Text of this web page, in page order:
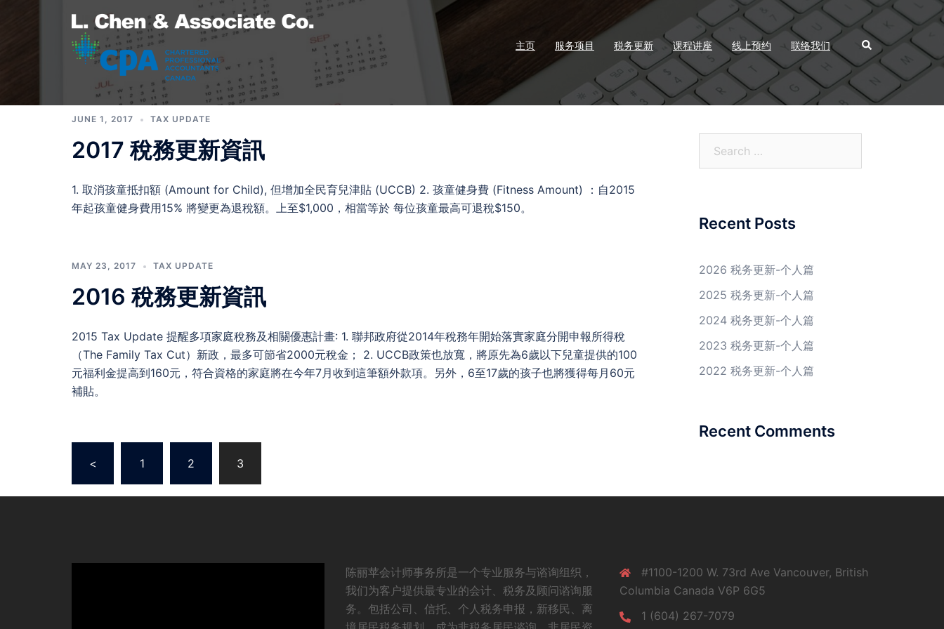
L.
Chen
&
Associate
Co.
陈
丽
苹
计
师
主页 服务项目 税务更新 课程讲座 线上预约 联络我们 Search
JUNE 1, 2017 TAX UPDATE
2017 稅務更新資訊
1. 取消孩童抵扣額 (Amount for Child), 但增加全民育兒津貼 (UCCB) 2. 孩童健身費 (Fitness Amount) ：自2015
年起孩童健身費用15% 將變更為退稅額。上至$1,000，相當等於 每位孩童最高可退稅$150。
MAY 23, 2017 TAX UPDATE
2016 稅務更新資訊
2015 Tax Update 提醒多項家庭稅務及相關優惠計畫: 1. 聯邦政府從2014年稅務年開始落實家庭分開申報所得稅
（The Family Tax Cut）新政，最多可節省2000元稅金； 2. UCCB政策也放寬，將原先為6歲以下兒童提供的100
元福利金提高到160元，符合資格的家庭將在今年7月收到這筆額外款項。另外，6至17歲的孩子也將獲得每月60元
補貼。
Posts
navigation
< 1 2 3
Recent Posts
2026 税务更新-个人篇
2025 税务更新-个人篇
2024 税务更新-个人篇
2023 税务更新-个人篇
2022 税务更新-个人篇
Recent Comments
陈丽苹会计师事务所是一个专业服务与谘询组织，
我们为客户提供最专业的会计、税务及顾问谘询服
务。包括公司、信托、个人税务申报，新移民、离
#1100-1200 W. 73rd Ave Vancouver, British
Columbia Canada V6P 6G5
1 (604) 267-7079